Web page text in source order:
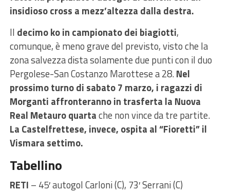
insidioso cross a mezz’altezza dalla destra.
Il decimo ko in campionato dei biagiotti,
comunque, è meno grave del previsto, visto che la
zona salvezza dista solamente due punti con il duo
Pergolese-San Costanzo Marottese a 28.Nel
prossimo turno di sabato 7 marzo, i ragazzi di
Morganti affronteranno in trasferta la Nuova
Real Metauro quartache non vince da tre partite.
La Castelfrettese, invece, ospita al “Fioretti” il
Vismara settimo.
Tabellino
RETI – 45′ autogol Carloni (C), 73′ Serrani (C)